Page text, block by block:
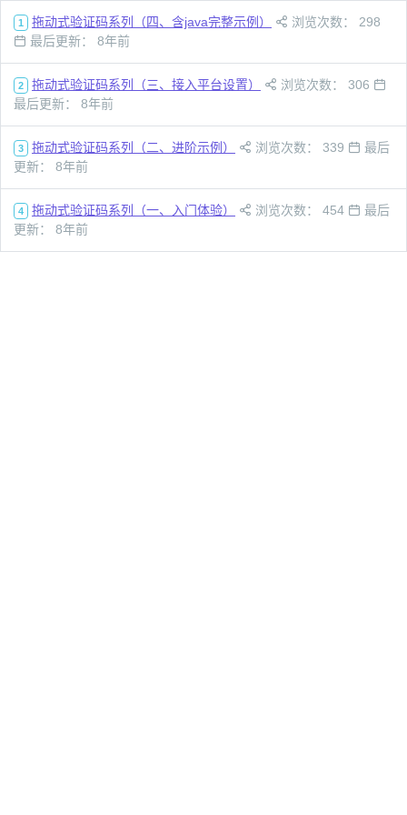
1 拖动式验证码系列（四、含java完整示例）
浏览次数： 298
最后更新： 8年前
2 拖动式验证码系列（三、接入平台设置）
浏览次数： 306
最后更新： 8年前
3 拖动式验证码系列（二、进阶示例） 浏览次数： 339
最后
更新： 8年前
4 拖动式验证码系列（一、入门体验） 浏览次数： 454
最后
更新： 8年前